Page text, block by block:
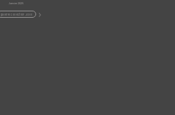
Janvier 2025
galerie collection JOIE >